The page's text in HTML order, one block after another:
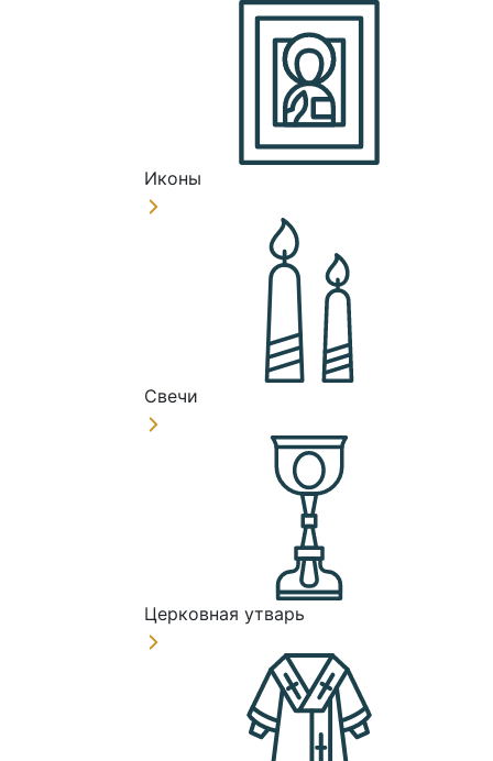
Иконы
Свечи
Церковная утварь